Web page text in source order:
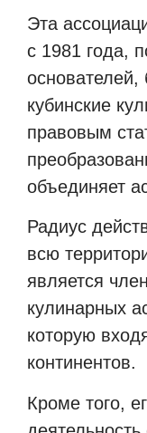
Эта
с 1981 года,
кубинские
правовым
объединяет
Радиус
всю
является
кулинарных
которую
континентов.
Кроме того,